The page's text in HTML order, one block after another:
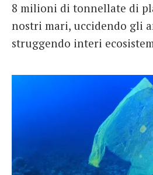
8 milioni di tonnellate di
nostri mari, uccidendo gli
struggendo interi